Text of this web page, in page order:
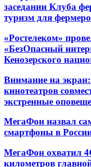
заседании Клуба
туризм для
«Ростелеком»
«БезОпасный
Кенозерского
Внимание на
кинотеатров
экстренные
МегаФон назвал
смартфоны в
МегаФон охватил
километров